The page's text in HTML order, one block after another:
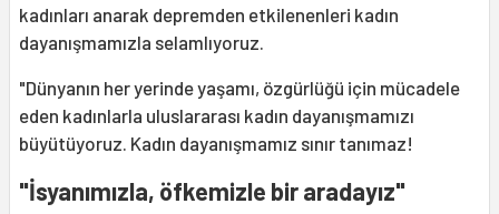
kadınları anarak depremden etkilenenleri kadın
dayanışmamızla selamlıyoruz.
"Dünyanın her yerinde yaşamı, özgürlüğü için mücadele
eden kadınlarla uluslararası kadın dayanışmamızı
büyütüyoruz. Kadın dayanışmamız sınır tanımaz!
"İsyanımızla, öfkemizle bir aradayız"